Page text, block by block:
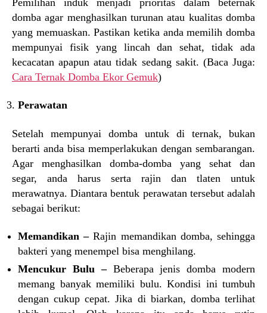
domba agar menghasilkan turunan atau kualitas domba
yang memuaskan. Pastikan ketika anda memilih domba
mempunyai fisik yang lincah dan sehat, tidak ada
kecacatan apapun atau tidak sedang sakit. (Baca Juga:
Cara Ternak Domba Ekor Gemuk)
Perawatan
Setelah mempunyai domba untuk di ternak, bukan
berarti anda bisa memperlakukan dengan sembarangan.
Agar menghasilkan domba-domba yang sehat dan
segar, anda harus serta rajin dan tlaten untuk
merawatnya. Diantara bentuk perawatan tersebut adalah
sebagai berikut:
Memandikan –Rajin memandikan domba, sehingga
bakteri yang menempel bisa menghilang.
Mencukur Bulu – Beberapa jenis domba modern
memang banyak memiliki bulu. Kondisi ini tumbuh
dengan cukup cepat. Jika di biarkan, domba terlihat